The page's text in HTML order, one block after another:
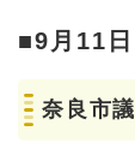
■9月11日
奈良市